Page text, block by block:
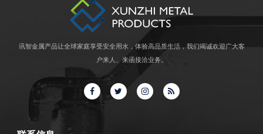
讯智金属产品让全球家庭享受安全用水，体验高品质生活，我们竭诚欢迎广大客
户来人、来函接洽业务。